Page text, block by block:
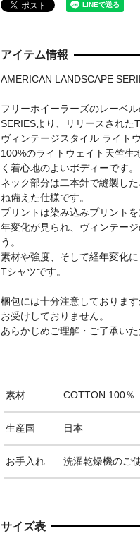
アイテム情報
AMERICAN LANDSCAPE
フリーホイーラーズのレーベ
SERIESより、リリースされたT
ヴィンテージスタイル ライト
100%のライトウェイト天竺生
く着心地のよいボディーです。
ネック部分は二本針で縫製し
ね備えた仕様です。
プリントは染み込みプリント
年変化が見られ、ヴィンテー
う。
素材や強度、そして経年変化
Tシャツです。
梱包には十分注意しておりま
お受けしておりません。
あらかじめご理解・ご了承い
素材 COTTON 100％
生産国 日本
お手入れ 洗濯乾燥機のご
サイズ表